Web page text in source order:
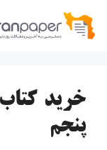
پرش
پنجم